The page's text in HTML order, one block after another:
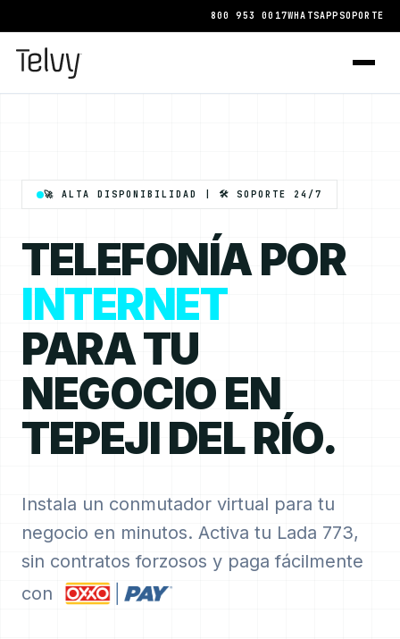
800 953 0017WHATSAPPSOPORTE
🚀 ALTA DISPONIBILIDAD | 🛠️ SOPORTE 24/7
TELEFONÍA POR
INTERNET
PARA TU
NEGOCIO EN
TEPEJI DEL RÍO.
Instala un conmutador virtual para tu
negocio en minutos. Activa tu Lada 773,
sin contratos forzosos y paga fácilmente
con